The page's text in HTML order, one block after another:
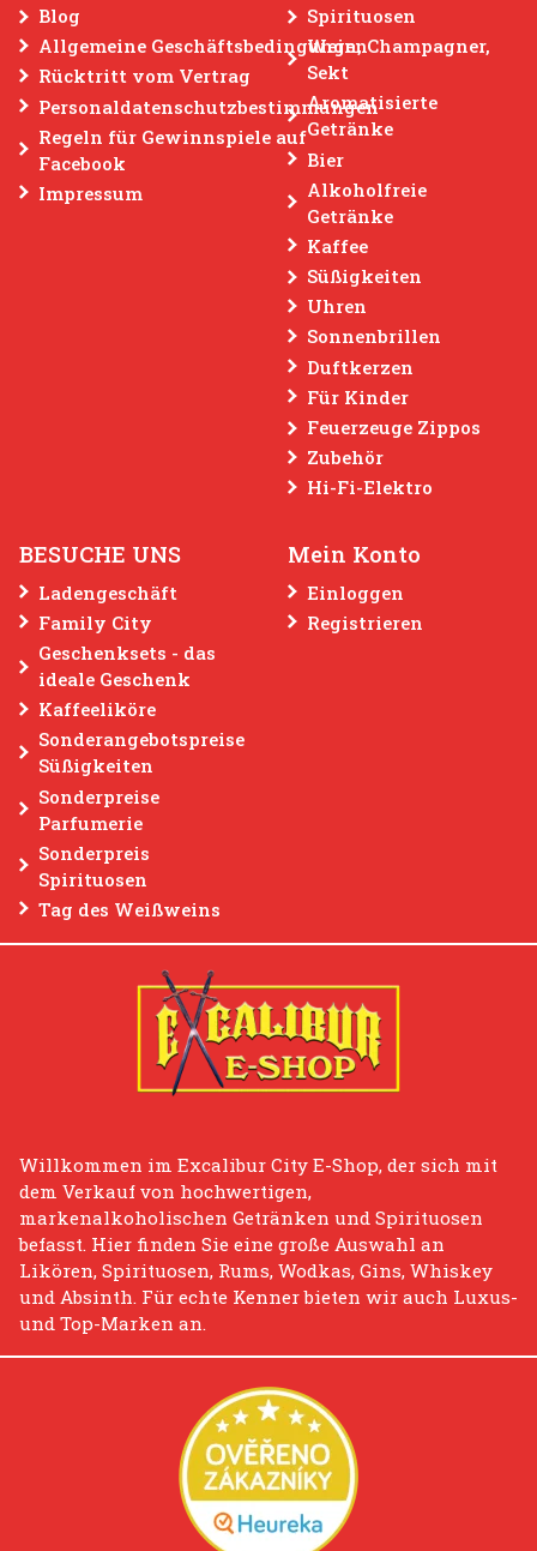
33%
Aktion
Blog
Allgemeine Geschäftsbedingungen
Rücktritt vom Vertrag
Personaldatenschutzbestimmungen
Regeln für Gewinnspiele auf
Facebook
Impressum
Spirituosen
Wein, Champagner,
Sekt
Aromatisierte
Getränke
Bier
Alkoholfreie
Getränke
Kaffee
Süßigkeiten
Uhren
Sonnenbrillen
Duftkerzen
Für Kinder
Feuerzeuge Zippos
Zubehör
Hi-Fi-Elektro
BESUCHE UNS
Ladengeschäft
Family City
Geschenksets - das
ideale Geschenk
Kaffeeliköre
Sonderangebotspreise
Süßigkeiten
Sonderpreise
Parfumerie
Sonderpreis
Spirituosen
Tag des Weißweins
Mein Konto
Einloggen
Registrieren
Willkommen im Excalibur City E-Shop, der sich mit
dem Verkauf von hochwertigen,
markenalkoholischen Getränken und Spirituosen
befasst. Hier finden Sie eine große Auswahl an
Likören, Spirituosen, Rums, Wodkas, Gins, Whiskey
und Absinth. Für echte Kenner bieten wir auch Luxus-
und Top-Marken an.